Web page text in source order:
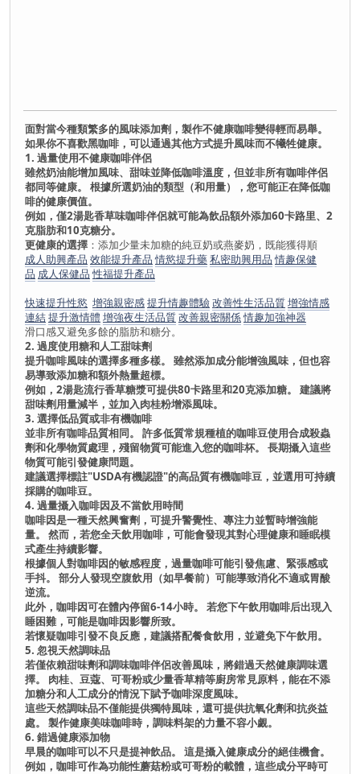
面對當今種類繁多的風味添加劑，製作不健康咖啡變得輕而易舉。
如果你不喜歡黑咖啡，可以通過其他方式提升風味而不犧牲健康。
1. 過量使用不健康咖啡伴侶
雖然奶油能增加風味、甜味並降低咖啡溫度，但並非所有咖啡伴侶
都同等健康。 根據所選奶油的類型（和用量），您可能正在降低咖
啡的健康價值。
例如，僅2湯匙香草味咖啡伴侶就可能為飲品額外添加60卡路里、2
克脂肪和10克糖分。
更健康的選擇 ：添加少量未加糖的純豆奶或燕麥奶，既能獲得順
成人助興產品 效能提升產品 情慾提升藥私密助興用品 情趣保健
品 成人保健品 性福提升產品
快速提升性慾 增強親密感提升情趣體驗改善性生活品質增強情感
連結提升激情體 增強夜生活品質改善親密關係情趣加強神器
滑口感又避免多餘的脂肪和糖分。
2. 過度使用糖和人工甜味劑
提升咖啡風味的選擇多種多樣。 雖然添加成分能增強風味，但也容
易導致添加糖和額外熱量超標。
例如，2湯匙流行香草糖漿可提供80卡路里和20克添加糖。 建議將
甜味劑用量減半，並加入肉桂粉增添風味。
3. 選擇低品質或非有機咖啡
並非所有咖啡品質相同。 許多低質常規種植的咖啡豆使用合成殺蟲
劑和化學物質處理，殘留物質可能進入您的咖啡杯。 長期攝入這些
物質可能引發健康問題。
建議選擇標註"USDA有機認證"的高品質有機咖啡豆，並選用可持續
採購的咖啡豆。
4. 過量攝入咖啡因及不當飲用時間
咖啡因是一種天然興奮劑，可提升警覺性、專注力並暫時增強能
量。 然而，若您全天飲用咖啡，可能會發現其對心理健康和睡眠模
式產生持續影響。
根據個人對咖啡因的敏感程度，過量咖啡可能引發焦慮、緊張感或
手抖。 部分人發現空腹飲用（如早餐前）可能導致消化不適或胃酸
逆流。
此外，咖啡因可在體內停留6-14小時。 若您下午飲用咖啡后出現入
睡困難，可能是咖啡因影響所致。
若懷疑咖啡引發不良反應，建議搭配餐食飲用，並避免下午飲用。
5. 忽視天然調味品
若僅依賴甜味劑和調味咖啡伴侶改善風味，將錯過天然健康調味選
擇。 肉桂、豆蔻、可哥粉或少量香草精等廚房常見原料，能在不添
加糖分和人工成分的情況下賦予咖啡深度風味。
這些天然調味品不僅能提供獨特風味，還可提供抗氧化劑和抗炎益
處。 製作健康美味咖啡時，調味料架的力量不容小覷。
6. 錯過健康添加物
早晨的咖啡可以不只是提神飲品。 這是攝入健康成分的絕佳機會。
例如，咖啡可作為功能性蘑菇粉或可哥粉的載體，這些成分平時可